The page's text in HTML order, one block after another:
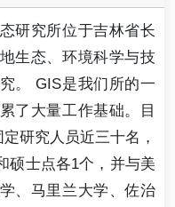
研究所位于吉林省长
生态、环境科学与技
。 GIS是我们所的一
了大量工作基础。目
研究人员近三十名，
硕士点各1个，并与美
、马里兰大学、佐治